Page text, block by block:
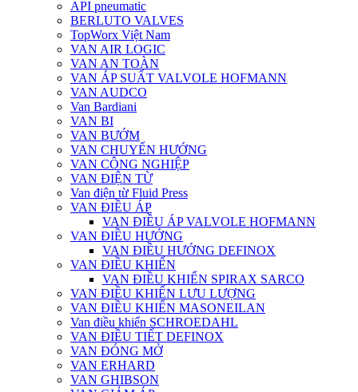
API pneumatic
BERLUTO VALVES
TopWorx Việt Nam
VAN AIR LOGIC
VAN AN TOÀN
VAN ÁP SUẤT VALVOLE HOFMANN
VAN AUDCO
Van Bardiani
VAN BI
VAN BƯỚM
VAN CHUYỂN HƯỚNG
VAN CÔNG NGHIỆP
VAN ĐIỆN TỪ
Van điện từ Fluid Press
VAN ĐIỀU ÁP
VAN ĐIỀU ÁP VALVOLE HOFMANN
VAN ĐIỀU HƯỚNG
VAN ĐIỀU HƯỚNG DEFINOX
VAN ĐIỀU KHIỂN
VAN ĐIỀU KHIỂN SPIRAX SARCO
VAN ĐIỀU KHIỂN LƯU LƯỢNG
VAN ĐIỀU KHIỂN MASONEILAN
Van điều khiển SCHROEDAHL
VAN ĐIỀU TIẾT DEFINOX
VAN ĐÓNG MỞ
VAN ERHARD
VAN GHIBSON